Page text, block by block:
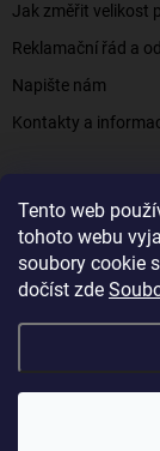
Tento web
tohoto webu
soubory cookie
dočíst zde
Jak změřit velikost
Reklamační řád a
Napište nám
Kontakty a